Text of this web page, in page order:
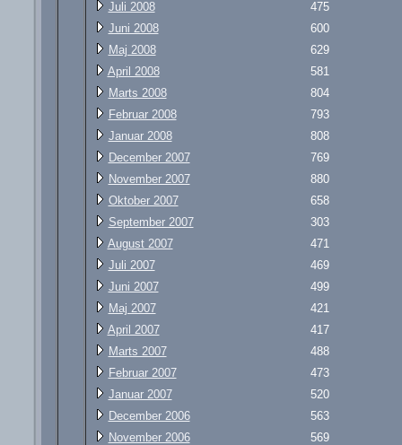
Juli 2008
475
Juni 2008
600
Maj 2008
629
April 2008
581
Marts 2008
804
Februar 2008
793
Januar 2008
808
December 2007
769
November 2007
880
Oktober 2007
658
September 2007
303
August 2007
471
Juli 2007
469
Juni 2007
499
Maj 2007
421
April 2007
417
Marts 2007
488
Februar 2007
473
Januar 2007
520
December 2006
563
November 2006
569